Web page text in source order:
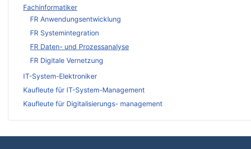
Fachinformatiker
FR Anwendungsentwicklung
FR Systemintegration
FR Daten- und Prozessanalyse
FR Digitale Vernetzung
IT-System-Elektroniker
Kaufleute für IT-System-Management
Kaufleute für Digitalisierungs- management